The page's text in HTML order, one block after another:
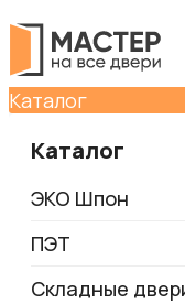
Каталог
Каталог
ЭКО Шпон
ПЭТ
Складные